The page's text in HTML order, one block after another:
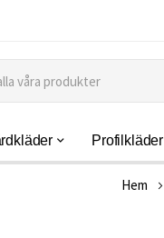
Profilkläder
Hem